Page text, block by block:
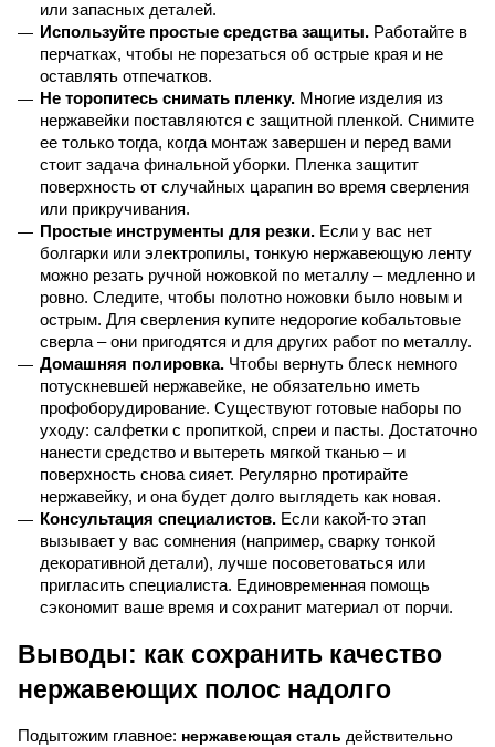
или запасных деталей.
Используйте простые средства защиты. Работайте в
перчатках, чтобы не порезаться об острые края и не
оставлять отпечатков.
Не торопитесь снимать пленку. Многие изделия из
нержавейки поставляются с защитной пленкой. Снимите
ее только тогда, когда монтаж завершен и перед вами
стоит задача финальной уборки. Пленка защитит
поверхность от случайных царапин во время сверления
или прикручивания.
Простые инструменты для резки. Если у вас нет
болгарки или электропилы, тонкую нержавеющую ленту
можно резать ручной ножовкой по металлу – медленно и
ровно. Следите, чтобы полотно ножовки было новым и
острым. Для сверления купите недорогие кобальтовые
сверла – они пригодятся и для других работ по металлу.
Домашняя полировка. Чтобы вернуть блеск немного
потускневшей нержавейке, не обязательно иметь
профоборудирование. Существуют готовые наборы по
уходу: салфетки с пропиткой, спреи и пасты. Достаточно
нанести средство и вытереть мягкой тканью – и
поверхность снова сияет. Регулярно протирайте
нержавейку, и она будет долго выглядеть как новая.
Консультация специалистов. Если какой-то этап
вызывает у вас сомнения (например, сварку тонкой
декоративной детали), лучше посоветоваться или
пригласить специалиста. Единовременная помощь
сэкономит ваше время и сохранит материал от порчи.
Выводы: как сохранить качество
нержавеющих полос надолго
Подытожим главное: нержавеющая сталь действительно